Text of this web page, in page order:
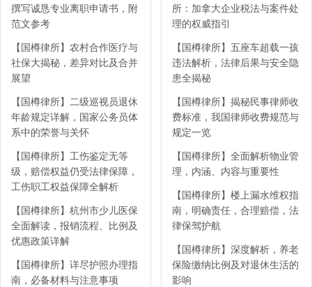
撰写诚恳专业离职申请书，附
范文参考
【国樽律所】农村合作医疗与
社保大揭秘，差异对比及合并
展望
【国樽律所】二级巡视员退休
年龄规定详解，国家公务员体
系中的荣誉与关怀
【国樽律所】工伤鉴定无等
级，赔偿权益仍受法律保障，
工伤职工权益保障全解析
【国樽律所】杭州市少儿医保
全面解读，报销流程、比例及
优惠政策详解
【国樽律所】详尽护照办理指
南，必备材料与注意事项
所：加拿大企业税法与案件处
理的权威指引
【国樽律所】五座车超载一孩
违法解析，法律后果与安全隐
患全揭秘
【国樽律所】揭秘民事律师收
费标准，我国律师收费规范与
规定一览
【国樽律所】全面解析物业管
理，内涵、内容与重要性
【国樽律所】楼上漏水维权指
南，明确责任，合理赔偿，法
律保驾护航
【国樽律所】深度解析，养老
保险缴纳比例及对退休生活的
影响